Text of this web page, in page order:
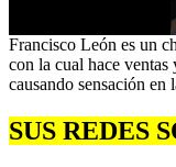
0
seconds
of
12
seconds
Francisco León es un
con la cual hace
causando sensación en
SUS REDES